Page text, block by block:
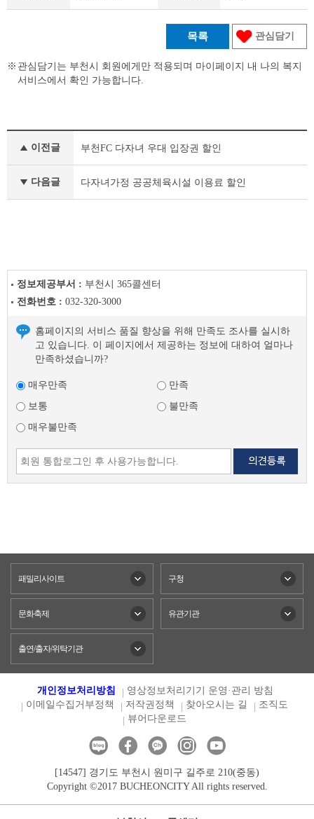
목록 관심담기
관심담기는 부천시 회원에게만 적용되며 마이페이지 내 나의 복지
서비스에서 확인 가능합니다.
형
이전글 부천FC 다자녀 우대 입장권 할인
다음글 다자녀가정 공공체육시설 이용료 할인
정보제공부서 : 부천시 365콜센터
전화번호 : 032-320-3000
홈페이지의 서비스 품질 향상을 위해 만족도 조사를 실시하
고 있습니다. 이 페이지에서 제공하는 정보에 대하여 얼마나
만족하셨습니까?
매우만족
만족
보통
불만족
매우불만족
패밀리사이트 구청
문화축제 유관기관
출연/출자/위탁기관
개인정보처리방침
영상정보처리기기 운영·관리 방침
이메일수집거부정책
저작권정책 찾아오시는 길
조직도
뷰어다운로드
[14547] 경기도 부천시 원미구 길주로 210(중동)
Copyright ©2017 BUCHEONCITY All rights reserved.